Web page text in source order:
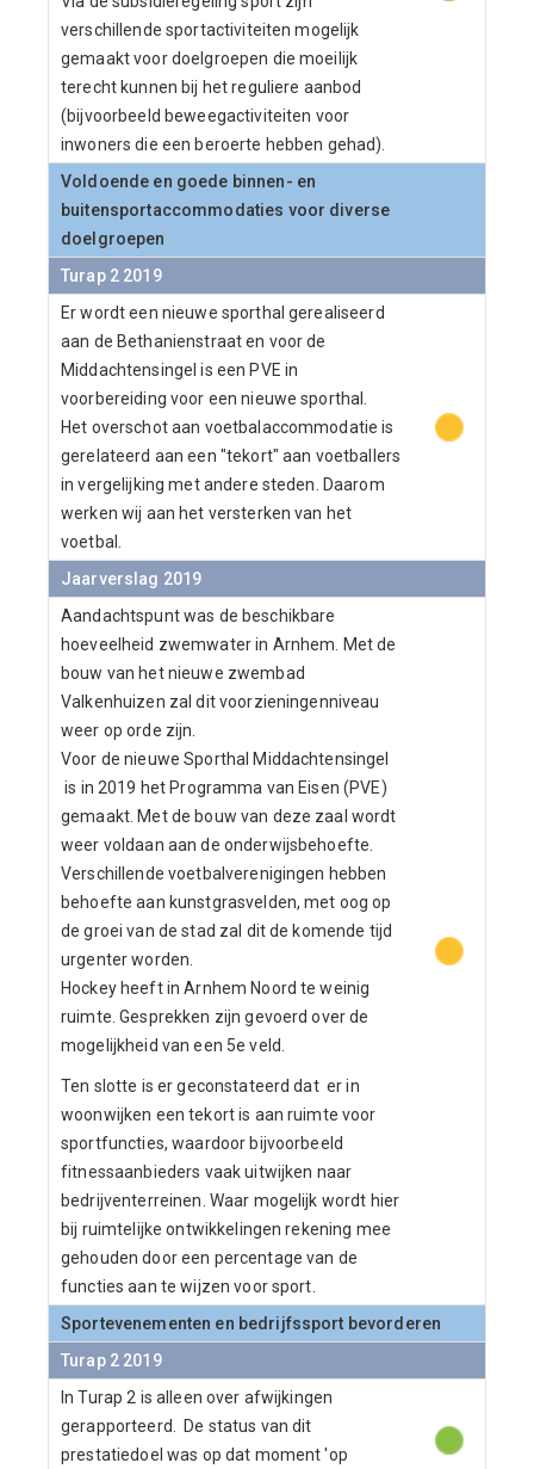
verschillende sportactiviteiten mogelijk
gemaakt voor doelgroepen die moeilijk
terecht kunnen bij het reguliere aanbod
(bijvoorbeeld beweegactiviteiten voor
inwoners die een beroerte hebben gehad).
Voldoende en goede binnen- en
buitensportaccommodaties voor diverse
doelgroepen
Turap 2 2019
Er wordt een nieuwe sporthal gerealiseerd
aan de Bethanienstraat en voor de
Middachtensingel is een PVE in
voorbereiding voor een nieuwe sporthal.
Het overschot aan voetbalaccommodatie is
gerelateerd aan een "tekort" aan voetballers
in vergelijking met andere steden. Daarom
werken wij aan het versterken van het
voetbal.
Jaarverslag 2019
Aandachtspunt was de beschikbare
hoeveelheid zwemwater in Arnhem. Met de
bouw van het nieuwe zwembad
Valkenhuizen zal dit voorzieningenniveau
weer op orde zijn.
Voor de nieuwe Sporthal Middachtensingel
is in 2019 het Programma van Eisen (PVE)
gemaakt. Met de bouw van deze zaal wordt
weer voldaan aan de onderwijsbehoefte.
Verschillende voetbalverenigingen hebben
behoefte aan kunstgrasvelden, met oog op
de groei van de stad zal dit de komende tijd
urgenter worden.
Hockey heeft in Arnhem Noord te weinig
ruimte. Gesprekken zijn gevoerd over de
mogelijkheid van een 5e veld.
Ten slotte is er geconstateerd dat er in
woonwijken een tekort is aan ruimte voor
sportfuncties, waardoor bijvoorbeeld
fitnessaanbieders vaak uitwijken naar
bedrijventerreinen. Waar mogelijk wordt hier
bij ruimtelijke ontwikkelingen rekening mee
gehouden door een percentage van de
functies aan te wijzen voor sport.
Sportevenementen en bedrijfssport bevorderen
Turap 2 2019
In Turap 2 is alleen over afwijkingen
gerapporteerd. De status van dit
prestatiedoel was op dat moment 'op